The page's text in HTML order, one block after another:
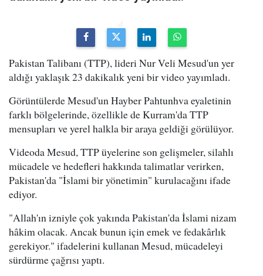
Pakistan Talibanı (TTP), lideri Nur Veli Mesud'un yer
aldığı yaklaşık 23 dakikalık yeni bir video yayımladı.
Görüntülerde Mesud'un Hayber Pahtunhva eyaletinin
farklı bölgelerinde, özellikle de Kurram'da TTP
mensupları ve yerel halkla bir araya geldiği görülüyor.
Videoda Mesud, TTP üyelerine son gelişmeler, silahlı
mücadele ve hedefleri hakkında talimatlar verirken,
Pakistan'da "İslami bir yönetimin" kurulacağını ifade
ediyor.
"Allah'ın izniyle çok yakında Pakistan'da İslami nizam
hâkim olacak. Ancak bunun için emek ve fedakârlık
gerekiyor." ifadelerini kullanan Mesud, mücadeleyi
sürdürme çağrısı yaptı.